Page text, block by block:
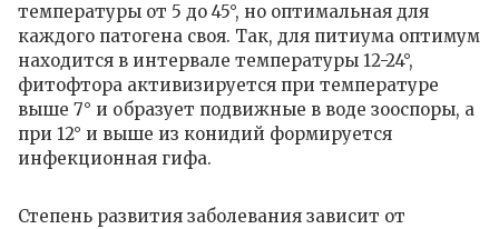
температуры от 5 до 45°, но оптимальная для
каждого патогена своя. Так, для питиума оптимум
находится в интервале температуры 12-24°,
фитофтора активизируется при температуре
выше 7° и образует подвижные в воде зооспоры, а
при 12° и выше из конидий формируется
инфекционная гифа.
Степень развития заболевания зависит от